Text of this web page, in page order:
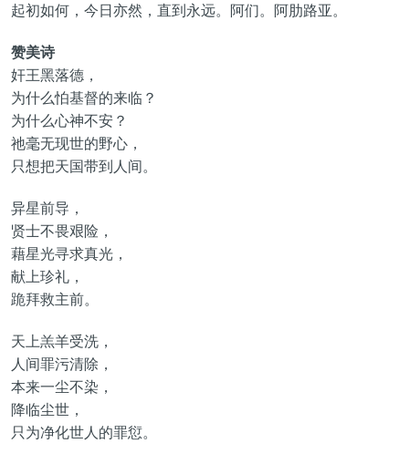
起初如何，今日亦然，直到永远。阿们。阿肋路亚。
赞美诗
奸王黑落德，
为什么怕基督的来临？
为什么心神不安？
祂毫无现世的野心，
只想把天国带到人间。
异星前导，
贤士不畏艰险，
藉星光寻求真光，
献上珍礼，
跪拜救主前。
天上羔羊受洗，
人间罪污清除，
本来一尘不染，
降临尘世，
只为净化世人的罪愆。